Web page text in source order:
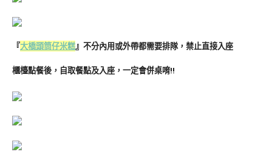
『大橋頭筒仔米糕』不分內用或外帶都需要排隊，禁止直接入座
櫃檯點餐後，自取餐點及入座，一定會併桌唷!!